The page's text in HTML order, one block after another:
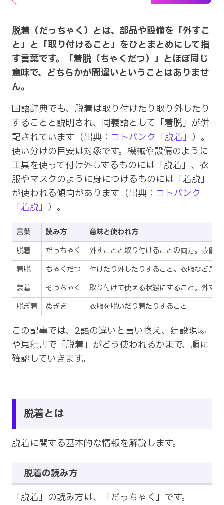
脱着（だっちゃく）とは、部品や設備を「外すこ
と」と「取り付けること」をひとまとめにして指
す言葉です。「着脱（ちゃくだつ）」とほぼ同じ
意味で、どちらかが間違いということはありませ
ん。
国語辞典でも、脱着は取り付けたり取り外したり
することと説明され、同義語として「着脱」が併
記されています（出典： コトバンク「脱着」 ）。
使い分けの目安は対象です。機械や設備のように
工具を使って付け外しするものには「脱着」、衣
服やマスクのように身につけるものには「着脱」
が使われる傾向があります（出典： コトバンク
「着脱」 ）。
言葉 読み方
意味と使われ方
脱着
だっちゃく
外すことと取り付けることの両方。設備
着脱
ちゃくだつ
付けたり外したりすること。衣服など身
装着
そうちゃく
取り付けて使える状態にすること。外す
脱ぎ着
ぬぎき 衣服を脱いだり着たりすること
この記事では、2語の違いと言い換え、建設現場
や見積書で「脱着」がどう使われるかまで、順に
確認していきます。
脱着とは
脱着に関する基本的な情報を解説します。
脱着の読み方
「脱着」の読み方は、「だっちゃく」です。